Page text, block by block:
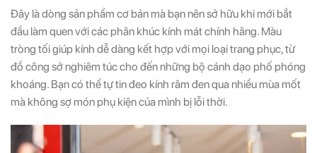
Đây là dòng sản phẩm cơ bản mà bạn nên sở hữu khi mới bắt
đầu làm quen với các phân khúc kính mát chính hãng. Màu
tròng tối giúp kính dễ dàng kết hợp với mọi loại trang phục, từ
đồ công sở nghiêm túc cho đến những bộ cánh dạo phố phóng
khoáng. Bạn có thể tự tin đeo kính râm đen qua nhiều mùa mốt
mà không sợ món phụ kiện của mình bị lỗi thời.